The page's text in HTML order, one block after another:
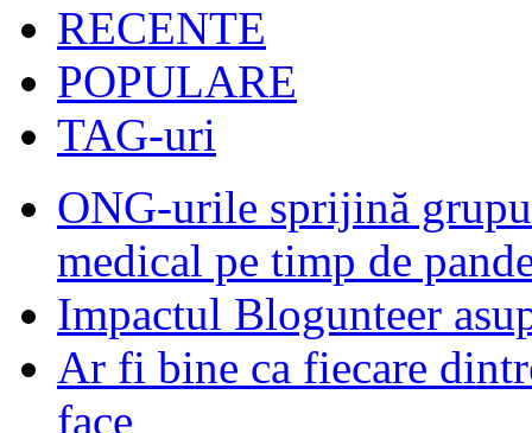
RECENTE
POPULARE
TAG-uri
ONG-urile sprijină
medical pe timp de
Impactul Blogunteer
Ar fi bine ca fiecare
face